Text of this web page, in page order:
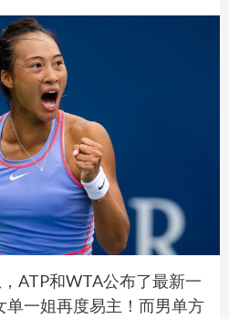
ATP和WTA公布了最新一
单一姐再度易主！而男单方